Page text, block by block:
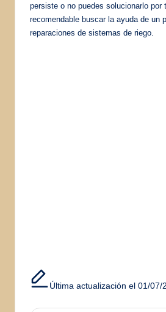
persiste o no puedes solucionarlo por
recomendable buscar la ayuda de un
reparaciones de sistemas de riego.
Última actualización el 01/07/